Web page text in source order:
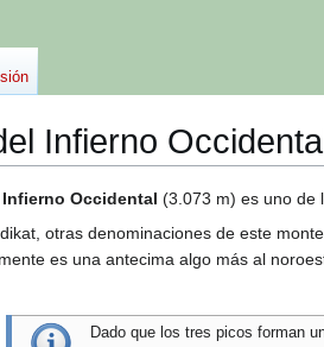
Infierno
Occidental (3.073 m) es uno de
otras denominaciones de este
es una antecima algo más al
Dado que los tres picos forman